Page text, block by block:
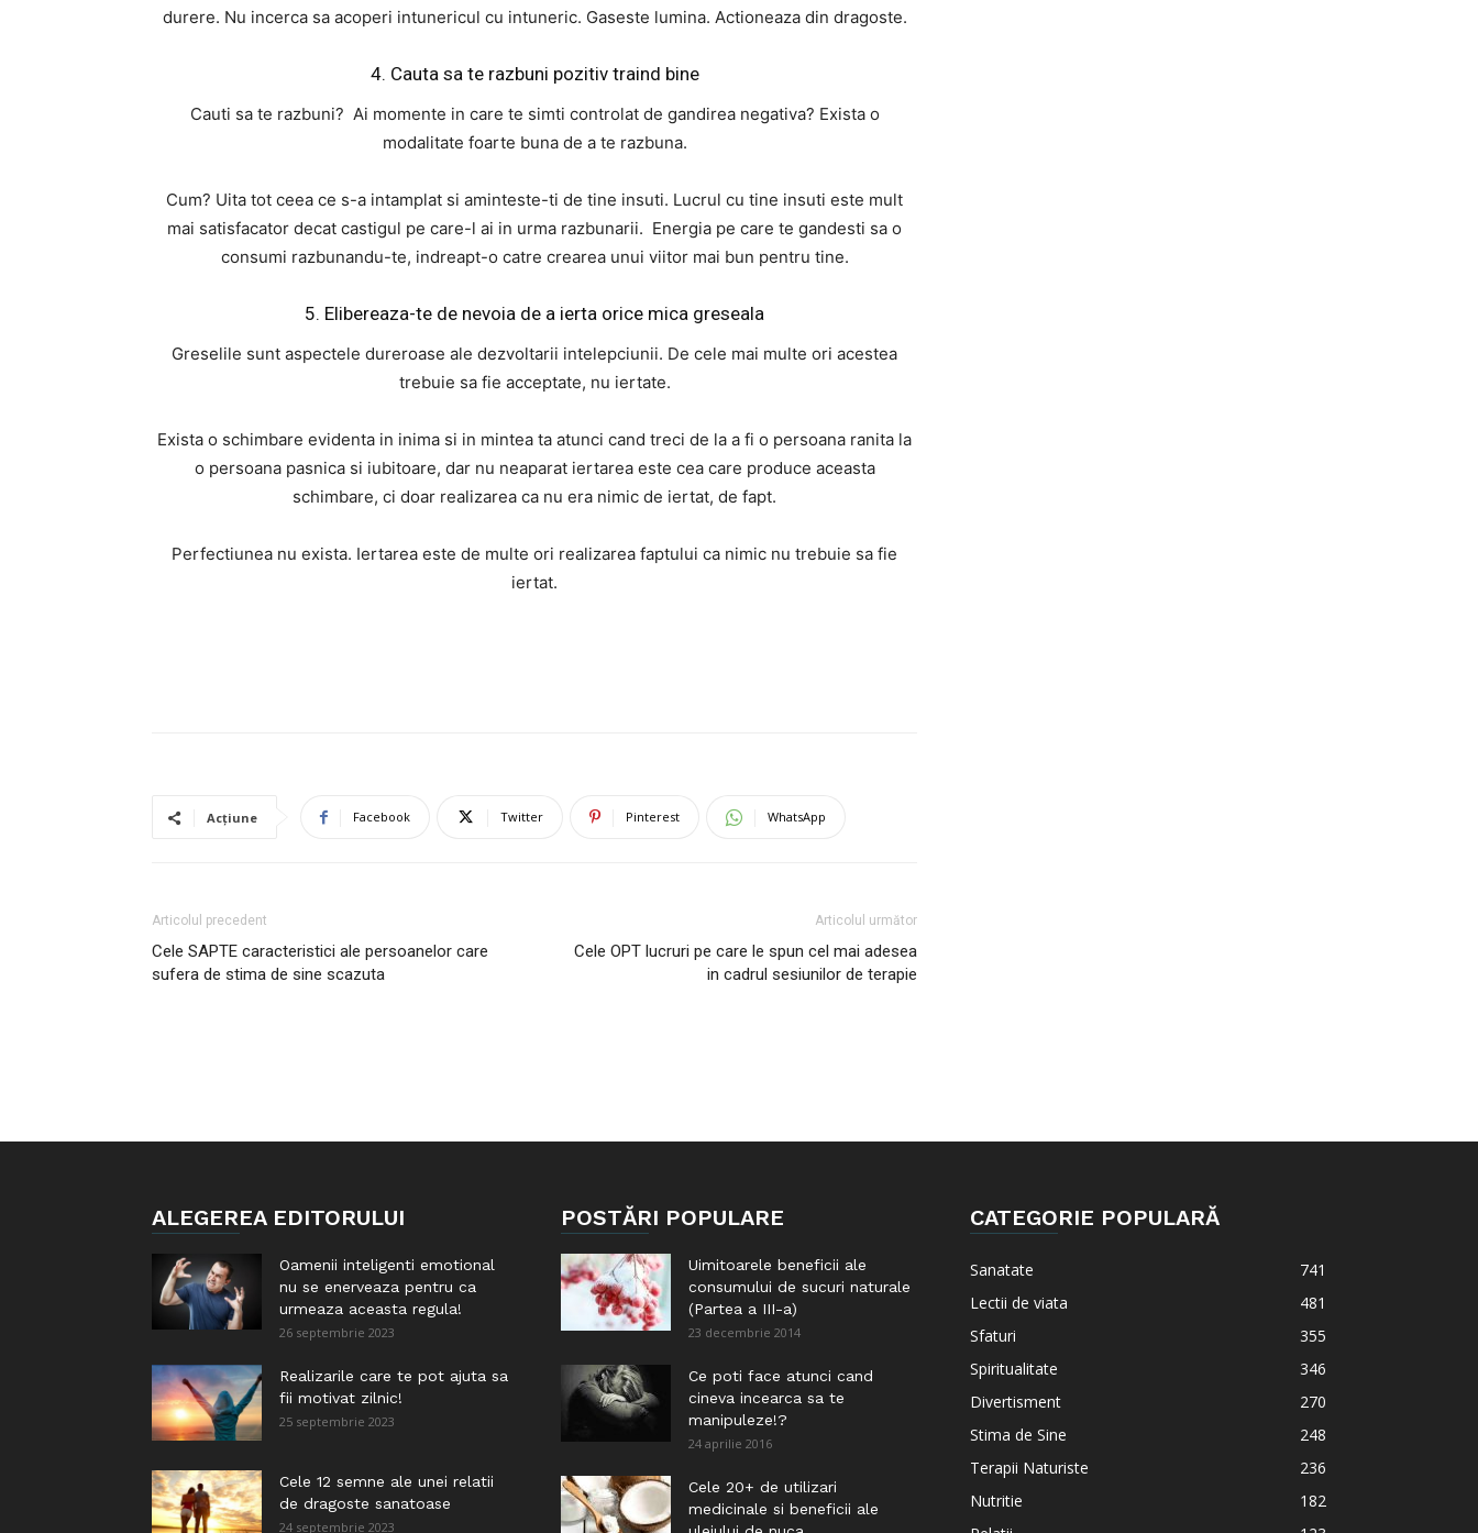
durere. Nu incerca sa acoperi intunericul cu intuneric. Gaseste lumina. Actioneaza din dragoste.
4. Cauta sa te razbuni pozitiv traind bine
Cauti sa te razbuni? Ai momente in care te simti controlat de gandirea negativa? Exista o
modalitate foarte buna de a te razbuna.
Cum? Uita tot ceea ce s-a intamplat si aminteste-ti de tine insuti. Lucrul cu tine insuti este mult
mai satisfacator decat castigul pe care-l ai in urma razbunarii. Energia pe care te gandesti sa o
consumi razbunandu-te, indreapt-o catre crearea unui viitor mai bun pentru tine.
5. Elibereaza-te de nevoia de a ierta orice mica greseala
Greselile sunt aspectele dureroase ale dezvoltarii intelepciunii. De cele mai multe ori acestea
trebuie sa fie acceptate, nu iertate.
Exista o schimbare evidenta in inima si in mintea ta atunci cand treci de la a fi o persoana ranita la
o persoana pasnica si iubitoare, dar nu neaparat iertarea este cea care produce aceasta
schimbare, ci doar realizarea ca nu era nimic de iertat, de fapt.
Perfectiunea nu exista. Iertarea este de multe ori realizarea faptului ca nimic nu trebuie sa fie
iertat.
Acțiune Facebook Twitter Pinterest WhatsApp
Articolul precedent
Cele SAPTE caracteristici ale persoanelor care
sufera de stima de sine scazuta
Articolul următor
Cele OPT lucruri pe care le spun cel mai adesea
in cadrul sesiunilor de terapie
ALEGEREA EDITORULUI
Oamenii inteligenti emotional
nu se enerveaza pentru ca
urmeaza aceasta regula!
26 septembrie 2023
Realizarile care te pot ajuta sa
fii motivat zilnic!
25 septembrie 2023
Cele 12 semne ale unei relatii
de dragoste sanatoase
24 septembrie 2023
POSTĂRI POPULARE
Uimitoarele beneficii ale
consumului de sucuri naturale
(Partea a III-a)
23 decembrie 2014
Ce poti face atunci cand
cineva incearca sa te
manipuleze!?
24 aprilie 2016
Cele 20+ de utilizari
medicinale si beneficii ale
CATEGORIE POPULARĂ
Sanatate
741
Lectii de viata
481
Sfaturi
355
Spiritualitate
346
Divertisment
270
Stima de Sine
248
Terapii Naturiste
236
Nutritie
182